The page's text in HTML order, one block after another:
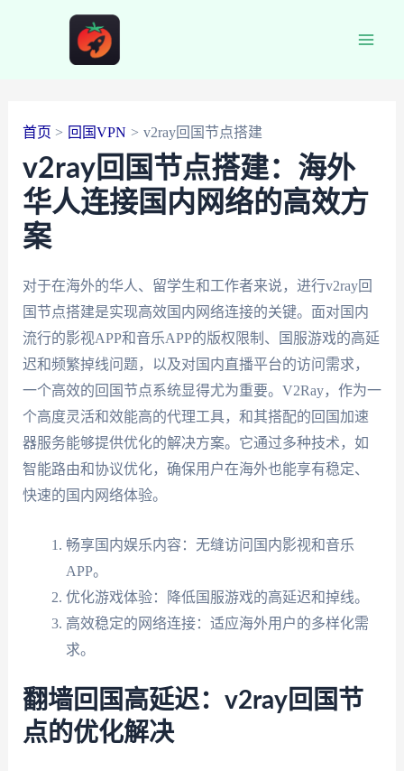
首页 回国VPN v2ray回国节点搭建
v2ray回国节点搭建：海外
华人连接国内网络的高效方
案
对于在海外的华人、留学生和工作者来说，进行v2ray回
国节点搭建是实现高效国内网络连接的关键。面对国内
流行的影视APP和音乐APP的版权限制、国服游戏的高延
迟和频繁掉线问题，以及对国内直播平台的访问需求，
一个高效的回国节点系统显得尤为重要。V2Ray，作为一
个高度灵活和效能高的代理工具，和其搭配的回国加速
器服务能够提供优化的解决方案。它通过多种技术，如
智能路由和协议优化，确保用户在海外也能享有稳定、
快速的国内网络体验。
畅享国内娱乐内容：无缝访问国内影视和音乐
APP。
优化游戏体验：降低国服游戏的高延迟和掉线。
高效稳定的网络连接：适应海外用户的多样化需
求。
翻墙回国高延迟：v2ray回国节
点的优化解决